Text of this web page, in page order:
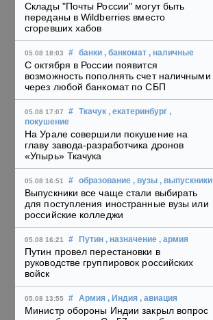
Склады "Почты России" могут быть
переданы в Wildberries вместо
сгоревших хабов
05.08 18:03 # банки , банкомат , наличные
С октября в России появится
возможность пополнять счет наличными
через любой банкомат по СБП
05.08 17:07 # Ткачук , екатеринбург ,
покушение
На Урале совершили покушение на
главу завода-разработчика дронов
«Упырь» Ткачука
05.08 16:51 # образование , вузы , выпускники
Выпускники все чаще стали выбирать
для поступления иностранные вузы или
российские колледжи
05.08 16:21 # Путин , назначение , армия
Путин провел перестановки в
руководстве группировок российских
войск
05.08 13:55 # Армия , Индия , авиация
Министр обороны Индии закрыл вопрос